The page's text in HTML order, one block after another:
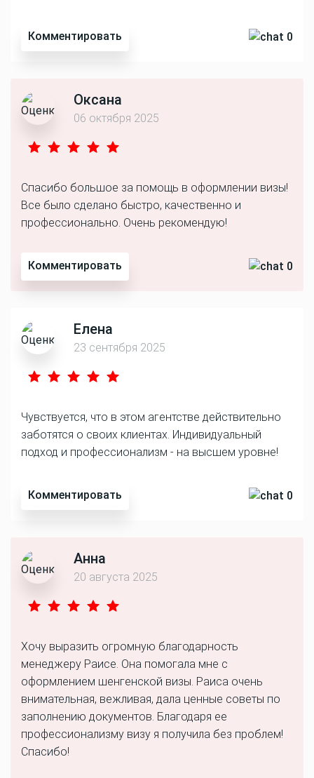
Комментировать 0
Оксана
06 октября 2025
Спасибо большое за помощь в оформлении визы!
Все было сделано быстро, качественно и
профессионально. Очень рекомендую!
Комментировать 0
Елена
23 сентября 2025
Чувствуется, что в этом агентстве действительно
заботятся о своих клиентах. Индивидуальный
подход и профессионализм - на высшем уровне!
Комментировать 0
Анна
20 августа 2025
Хочу выразить огромную благодарность
менеджеру Раисе. Она помогала мне с
оформлением шенгенской визы. Раиса очень
внимательная, вежливая, дала ценные советы по
заполнению документов. Благодаря ее
профессионализму визу я получила без проблем!
Спасибо!